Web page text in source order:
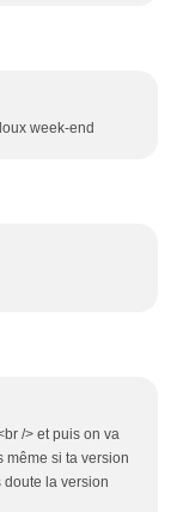
week-end
/> et puis on va
même si ta version
la version